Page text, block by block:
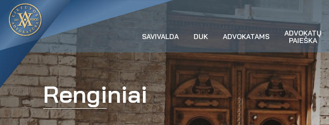
SAVIVALDA DUK ADVOKATAMS
ADVOKATŲ
PAIEŠKA
Renginiai